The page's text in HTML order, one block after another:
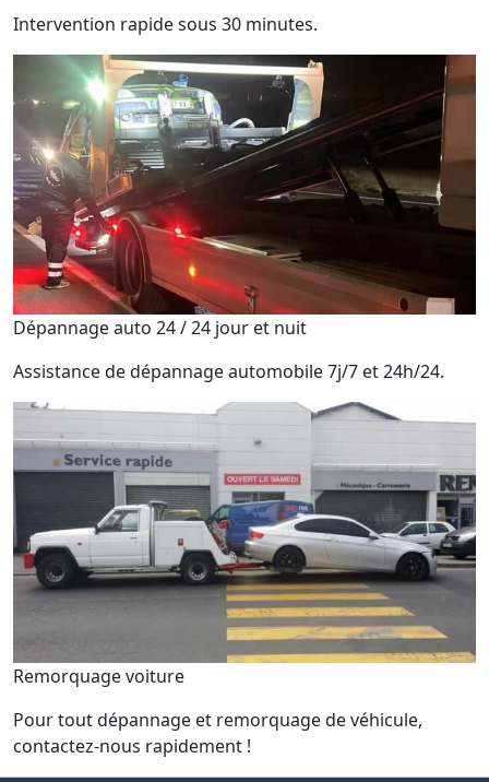
Intervention rapide sous 30 minutes.
Dépannage auto 24 / 24 jour et nuit
Assistance de dépannage automobile 7j/7 et 24h/24.
Remorquage voiture
Pour tout dépannage et remorquage de véhicule,
contactez-nous rapidement !